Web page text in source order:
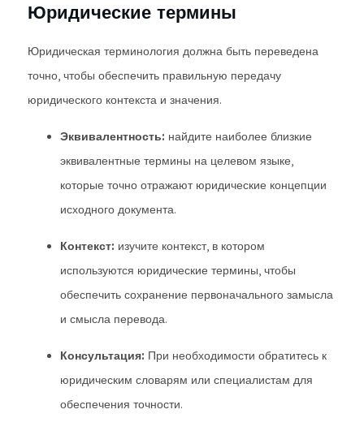
Юридические термины
Юридическая терминология должна быть переведена
точно, чтобы обеспечить правильную передачу
юридического контекста и значения.
Эквивалентность: найдите наиболее близкие
эквивалентные термины на целевом языке,
которые точно отражают юридические концепции
исходного документа.
Контекст: изучите контекст, в котором
используются юридические термины, чтобы
обеспечить сохранение первоначального замысла
и смысла перевода.
Консультация: При необходимости обратитесь к
юридическим словарям или специалистам для
обеспечения точности.